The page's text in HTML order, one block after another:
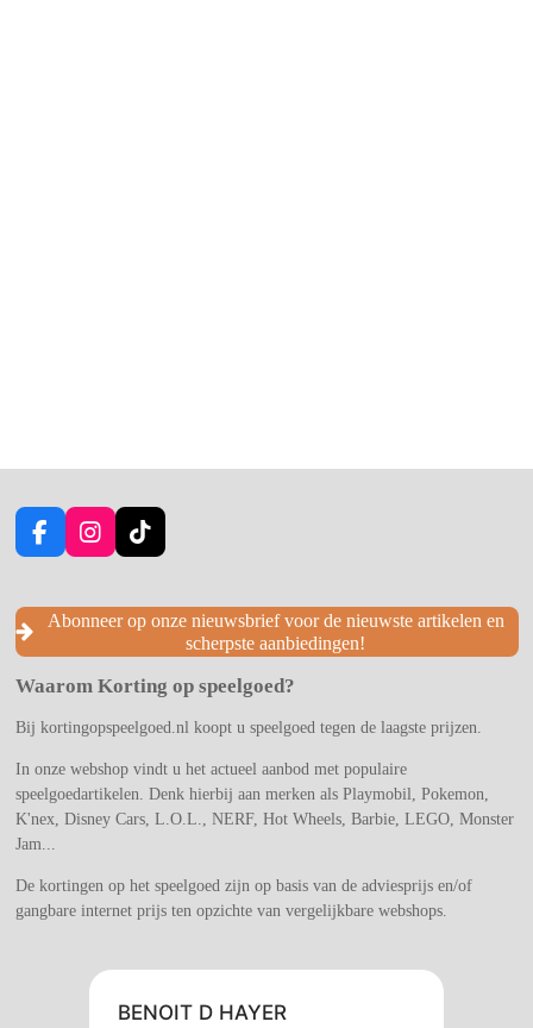
F
a
e
o
k
I
n
t
a
g
a
m
T
i
T
o
k
Abonneer op onze nieuwsbrief voor de nieuwste artikelen en
scherpste aanbiedingen!
Waarom Korting op speelgoed?
Bij kortingopspeelgoed.nl koopt u speelgoed tegen de laagste prijzen.
In onze webshop vindt u het actueel aanbod met populaire
speelgoedartikelen. Denk hierbij aan merken als Playmobil, Pokemon,
K'nex, Disney Cars, L.O.L., NERF, Hot Wheels, Barbie, LEGO, Monster
Jam...
De kortingen op het speelgoed zijn op basis van de adviesprijs en/of
gangbare internet prijs ten opzichte van vergelijkbare webshops.